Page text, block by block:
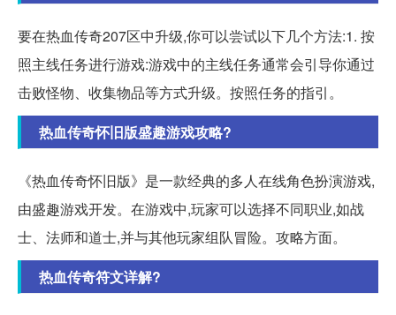
要在热血传奇207区中升级,你可以尝试以下几个方法:1. 按
照主线任务进行游戏:游戏中的主线任务通常会引导你通过
击败怪物、收集物品等方式升级。按照任务的指引。
热血传奇怀旧版盛趣游戏攻略?
《热血传奇怀旧版》是一款经典的多人在线角色扮演游戏,
由盛趣游戏开发。在游戏中,玩家可以选择不同职业,如战
士、法师和道士,并与其他玩家组队冒险。攻略方面。
热血传奇符文详解?